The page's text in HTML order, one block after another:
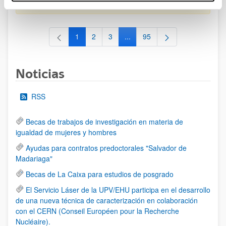
al 30/07/2026 (ambos incluídos)
Página
1 Página
2 Página
3 ...Páginas intermedias Use TAB
Página
95
Noticias
RSS
Becas de trabajos de investigación en materia de
igualdad de mujeres y hombres
Ayudas para contratos predoctorales "Salvador de
Madariaga"
Becas de La Caixa para estudios de posgrado
El Servicio Láser de la UPV/EHU participa en el desarrollo
de una nueva técnica de caracterización en colaboración
con el CERN (Conseil Européen pour la Recherche
Nucléaire).